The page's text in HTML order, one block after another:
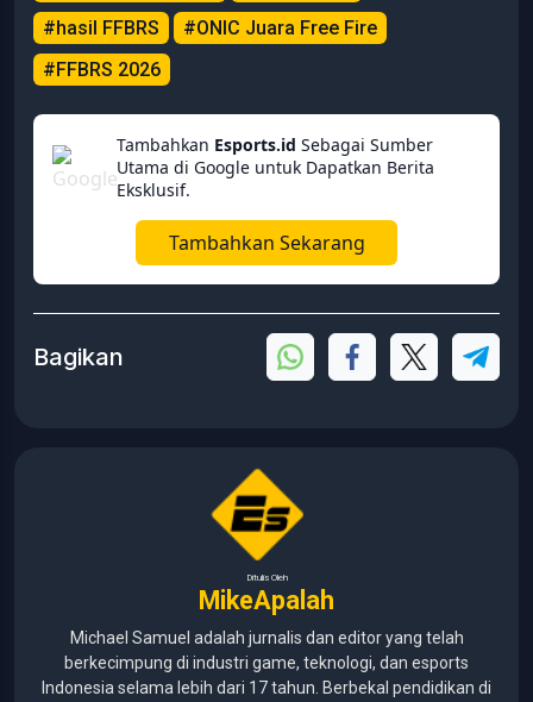
#hasil FFBRS
#ONIC Juara Free Fire
#FFBRS 2026
Tambahkan Esports.id Sebagai Sumber
Utama di Google untuk Dapatkan Berita
Eksklusif.
Tambahkan Sekarang
Bagikan
Ditulis Oleh
MikeApalah
Michael Samuel adalah jurnalis dan editor yang telah
berkecimpung di industri game, teknologi, dan esports
Indonesia selama lebih dari 17 tahun. Berbekal pendidikan di